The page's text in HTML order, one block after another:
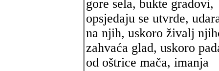
gore sela, bukte gradovi,
opsjedaju se utvrde,
na njih, uskoro živalj
zahvaća glad, uskoro
od oštrice mača, imanja